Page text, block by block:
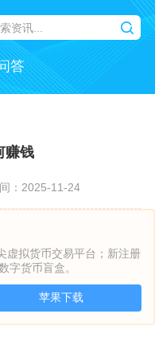
答
赚钱
：2025-11-24
虚拟货币交易平台；新注册
字货币盲盒。
苹果下载